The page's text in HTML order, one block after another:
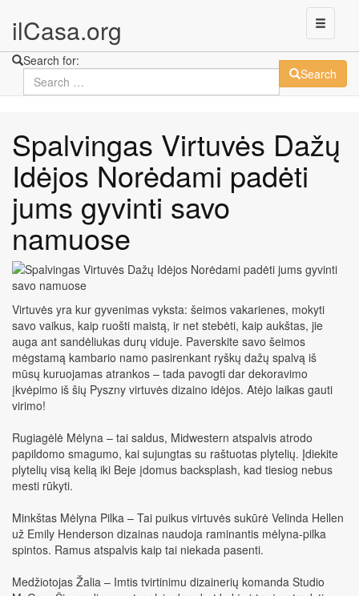
ilCasa.org
Search for:
Search
main
content
Spalvingas Virtuvės Dažų
Idėjos Norėdami padėti
jums gyvinti savo
namuose
Virtuvės yra kur gyvenimas vyksta: šeimos vakarienes, mokyti
savo vaikus, kaip ruošti maistą, ir net stebėti, kaip aukštas, jie
auga ant sandėliukas durų viduje. Paverskite savo šeimos
mėgstamą kambario namo pasirenkant ryškų dažų spalvą iš
mūsų kuruojamas atrankos – tada pavogti dar dekoravimo
įkvėpimo iš šių Pyszny virtuvės dizaino idėjos. Atėjo laikas gauti
virimo!
Rugiagėlė Mėlyna – tai saldus, Midwestern atspalvis atrodo
papildomo smagumo, kai sujungtas su raštuotas plytelių. Įdiekite
plytelių visą kelią iki Beje įdomus backsplash, kad tiesiog nebus
mesti rūkyti.
Minkštas Mėlyna Pilka – Tai puikus virtuvės sukūrė Velinda Hellen
už Emily Henderson dizainas naudoja raminantis mėlyna-pilka
spintos. Ramus atspalvis kaip tai niekada pasenti.
Medžiotojas Žalia – Imtis tvirtinimu dizainerių komanda Studio